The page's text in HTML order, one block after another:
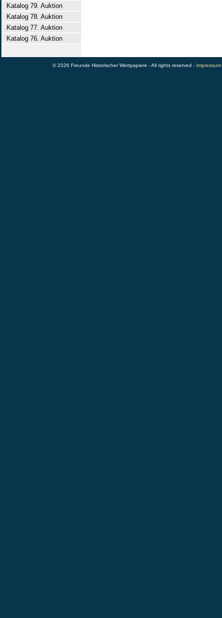
Katalog 79. Auktion
Katalog 78. Auktion
Katalog 77. Auktion
Katalog 76. Auktion
© 2026 Freunde Historischer Wertpapiere - All rights reserved - Impressum